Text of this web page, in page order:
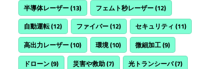
半導体レーザー(13) フェムト秒レーザー(12)
自動運転(12) ファイバー(12) セキュリティ (11)
高出力レーザー(10) 環境(10) 微細加工(9)
ドローン(9) 災害や救助(7) 光トランシーバ(7)